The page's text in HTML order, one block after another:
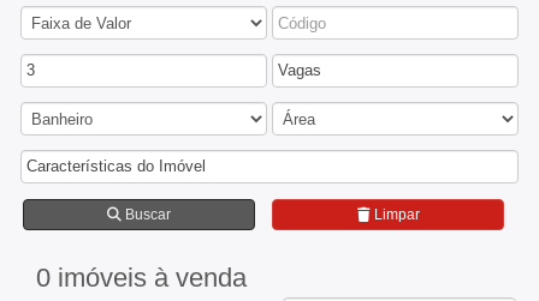
3 Vagas
Características do Imóvel
Buscar Limpar
0 imóveis à venda